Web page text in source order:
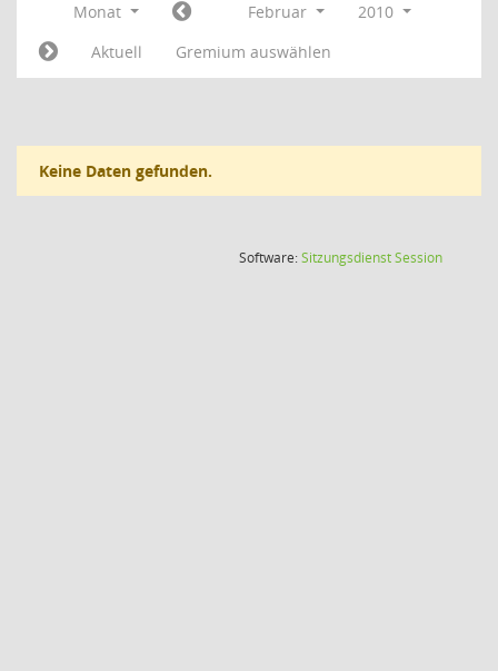
Monat Februar
2010
Aktuell
Gremium auswählen
Keine Daten gefunden.
Software:SitzungsdienstSession(Wird in